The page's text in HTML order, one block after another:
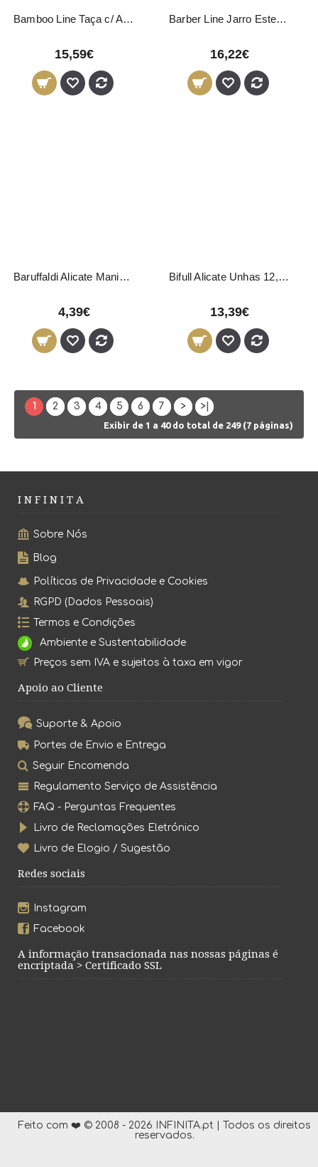
Bamboo Line Taça c/ Asa 300ml
15,59€
Barber Line Jarro Esterilizador Líquido 1L
16,22€
Baruffaldi Alicate Manicure e Pedicure 10cm
4,39€
Bifull Alicate Unhas 12,2cm - 16mm
13,39€
1 2 3 4 5 6 7 > >|
Exibir de 1 a 40 do total de 249 (7 páginas)
I N F I N I T A
Sobre Nós
Blog
Políticas de Privacidade e Cookies
RGPD (Dados Pessoais)
Termos e Condições
Ambiente e Sustentabilidade
Preços sem IVA e sujeitos à taxa em vigor
Apoio ao Cliente
Suporte & Apoio
Portes de Envio e Entrega
Seguir Encomenda
Regulamento Serviço de Assistência
FAQ - Perguntas Frequentes
Livro de Reclamações Eletrónico
Livro de Elogio / Sugestão
Redes sociais
Instagram
Facebook
A informação transacionada nas nossas páginas é
encriptada > Certificado SSL
Feito com ❤️ © 2008 - 2026 INFINITA.pt | Todos os direitos
reservados.